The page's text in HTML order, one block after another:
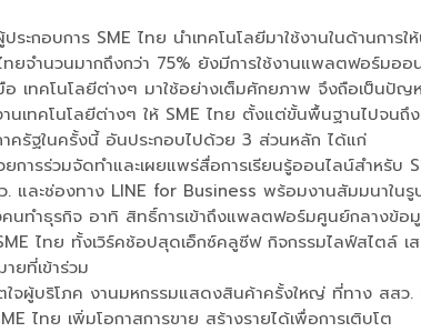
ระกอบการ SME ไทย นำเทคโนโลยีมาใช้งานในด้านก
ยจำนวนมากถึงกว่า 75% ยังมีการใช้งานแพลตฟอร์มอ
อ เทคโนโลยีต่างๆ มาใช้อย่างเต็มศักยภาพ จึงถือเป็น
านเทคโนโลยีต่างๆ ให้ SME ไทย ตั้งแต่ขั้นพื้นฐานไปจน
ครัฐในครั้งนี้ อันประกอบไปด้วย 3 ส่วนหลัก ได้แก่
ารร่วมจัดทำและเผยแพร่สื่อการเรียนรู้ออนไลน์สำหรับ
. และช่องทาง LINE for Business พร้อมงานสัมมนาใ
นทำธุรกิจ อาทิ สิทธิ์การเข้าถึงแพลตฟอร์มศูนย์กลางข้อ
ไทย ทั้งเวิร์คช้อปสุดเอ็กซ์คลูซีฟ กิจกรรมไลฟ์สไตล์
ยที่เข้าร่วม
ผู้บริโภค งานมหกรรมแสดงสินค้าครั้งใหญ่ ที่ทาง สสว.
ไทย เพิ่มโอกาสการขาย สร้างรายได้เพื่อการเติบโต